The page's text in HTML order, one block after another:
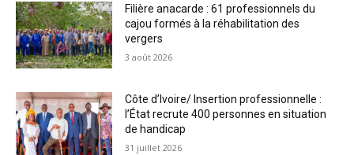
Filière anacarde : 61 professionnels du
cajou formés à la réhabilitation des
vergers
3 août 2026
Côte d’Ivoire/ Insertion professionnelle :
l’État recrute 400 personnes en situation
de handicap
31 juillet 2026